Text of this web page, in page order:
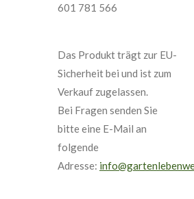
601 781 566
Das Produkt trägt zur EU-
Sicherheit bei und ist zum
Verkauf zugelassen.
Bei Fragen senden Sie
bitte eine E-Mail an
folgende
Adresse: